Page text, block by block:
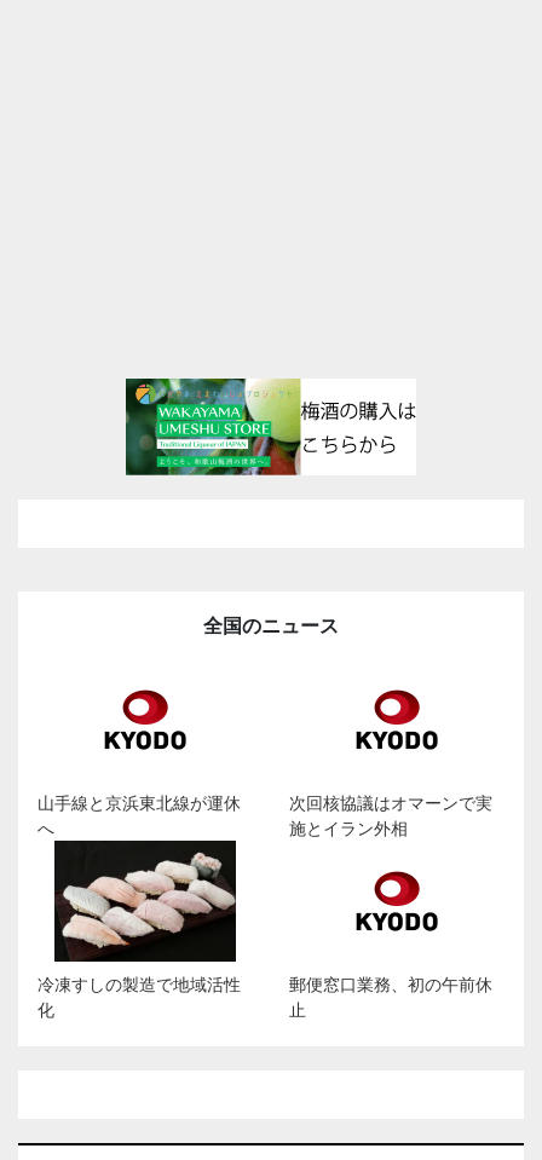
全国のニュース
山手線と京浜東北線が運休
へ
次回核協議はオマーンで実
施とイラン外相
冷凍すしの製造で地域活性
化
郵便窓口業務、初の午前休
止